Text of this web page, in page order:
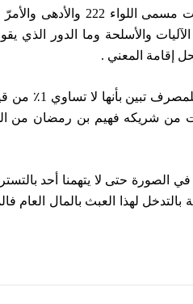
بعدها تفاجأت بأنه أسس مليشيا
والأسلحة وما الدور الذي يقوم
إقامة المعني .
وعندما حاولنا اعادة
الصورة حتى لا يتهمنا أحد
بالتدخل لهذا العبث بالمال العام